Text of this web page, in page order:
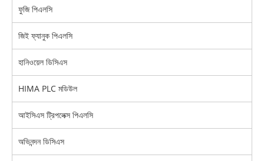
ফুজি পিএলসি
জিই ফ্যানুক পিএলসি
হানিওয়েল ডিসিএস
HIMA PLC মডিউল
আইসিএস ট্রিপলেক্স পিএলসি
অভিনন্দন ডিসিএস